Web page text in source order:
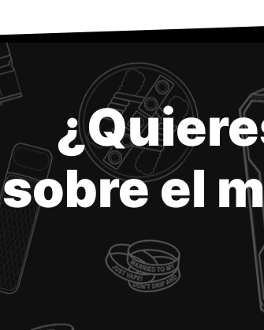
sobre el